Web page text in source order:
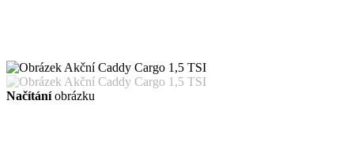
Načítáníobrázku